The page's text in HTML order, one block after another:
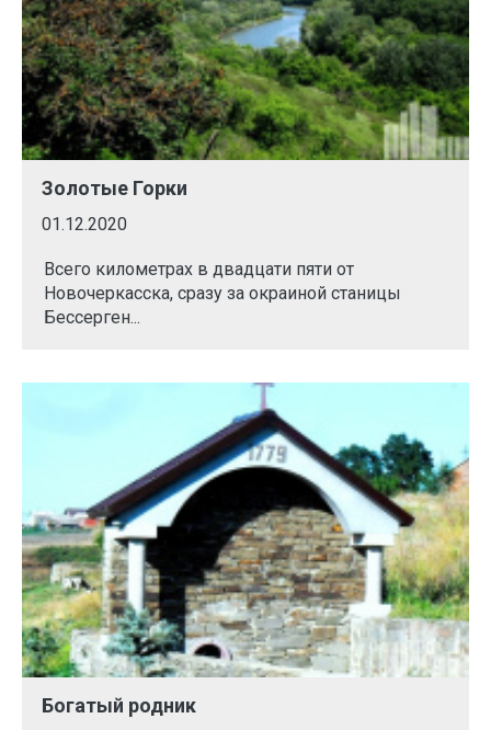
Золотые Горки
01.12.2020
Всего километрах в двадцати пяти от
Новочеркасска, сразу за окраиной станицы
Бессерген...
Богатый родник